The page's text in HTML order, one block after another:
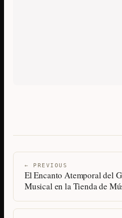
← PREVIOUS
El Encanto Atemporal del
Musical en la Tienda de